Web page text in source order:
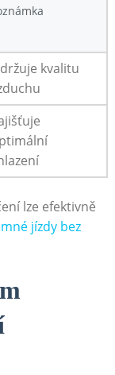
kvalitu
lze efektivně​
jízdy bez